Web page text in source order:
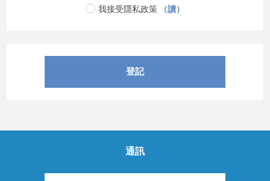
我接受隱私政策 （讀）
通訊